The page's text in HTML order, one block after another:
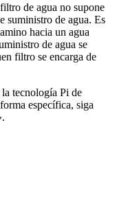
de agua no supone
suministro de agua. Es
hacia un agua
de agua se
filtro se encarga de
la tecnología Pi de
específica, siga